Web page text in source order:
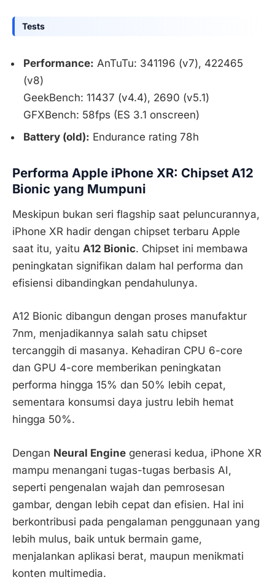
Tests
Performance: AnTuTu: 341196 (v7), 422465
(v8)
GeekBench: 11437 (v4.4), 2690 (v5.1)
GFXBench: 58fps (ES 3.1 onscreen)
Battery (old): Endurance rating 78h
Performa Apple iPhone XR: Chipset A12
Bionic yang Mumpuni
Meskipun bukan seri flagship saat peluncurannya,
iPhone XR hadir dengan chipset terbaru Apple
saat itu, yaitu A12 Bionic. Chipset ini membawa
peningkatan signifikan dalam hal performa dan
efisiensi dibandingkan pendahulunya.
A12 Bionic dibangun dengan proses manufaktur
7nm, menjadikannya salah satu chipset
tercanggih di masanya. Kehadiran CPU 6-core
dan GPU 4-core memberikan peningkatan
performa hingga 15% dan 50% lebih cepat,
sementara konsumsi daya justru lebih hemat
hingga 50%.
Dengan Neural Engine generasi kedua, iPhone XR
mampu menangani tugas-tugas berbasis AI,
seperti pengenalan wajah dan pemrosesan
gambar, dengan lebih cepat dan efisien. Hal ini
berkontribusi pada pengalaman penggunaan yang
lebih mulus, baik untuk bermain game,
menjalankan aplikasi berat, maupun menikmati
konten multimedia.